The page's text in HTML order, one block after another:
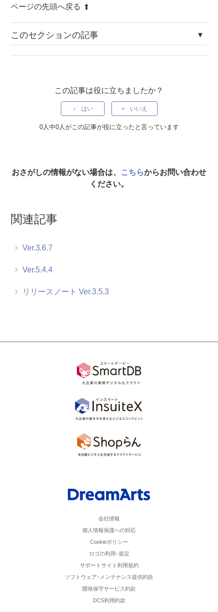
ページの先頭へ戻る
このセクションの記事
リリースノート Ver.3.5.5
リリースノート Ver.3.5.3
リリースノート Ver.3.5.1
この記事は役に立ちましたか？
はい いいえ
0人中0人がこの記事が役に立ったと言っています
おさがしの情報がない場合は、 こちらからお問い合わせ
ください。
関連記事
Ver.3.6.7
Ver.5.4.4
リリースノート Ver.3.5.3
会社情報
個人情報保護への対応
Cookieポリシー
ロゴの利用･規定
サポートサイト利用規約
ソフトウェア･メンテナンス提供約款
開発保守サービス約款
DCS利用約款